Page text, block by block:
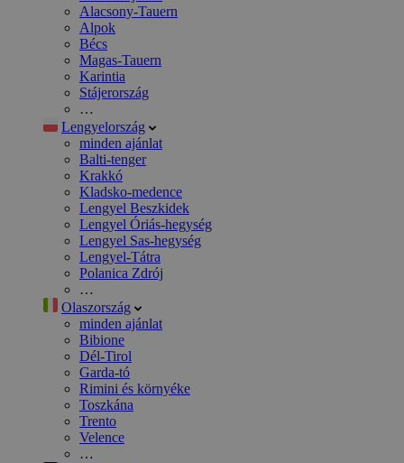
Alacsony-Tauern
Alpok
Bécs
Magas-Tauern
Karintia
Stájerország
…
Lengyelország
minden ajánlat
Balti-tenger
Krakkó
Kladsko-medence
Lengyel Beszkidek
Lengyel Óriás-hegység
Lengyel Sas-hegység
Lengyel-Tátra
Polanica Zdrój
…
Olaszország
minden ajánlat
Bibione
Dél-Tirol
Garda-tó
Rimini és környéke
Toszkána
Trento
Velence
…